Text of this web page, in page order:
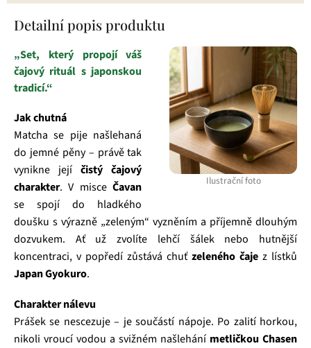
Detailní popis produktu
Ilustrační foto
„Set, který propojí váš
čajový rituál s japonskou
tradicí.“
Jak chutná
Matcha se pije našlehaná
do jemné pěny – právě tak
vynikne jejíčistý čajový
charakter. V misceČavan
se spojí do hladkého
doušku s výrazně „zeleným“ vyzněním a příjemně dlouhým
dozvukem. Ať už zvolíte lehčí šálek nebo hutnější
koncentraci, v popředí zůstává chuť zeleného čaje z lístků
Japan Gyokuro.
Charakter nálevu
Prášek se nescezuje – je součástí nápoje. Po zalití horkou,
nikoli vroucí vodou a svižném našlehání metličkou Chasen